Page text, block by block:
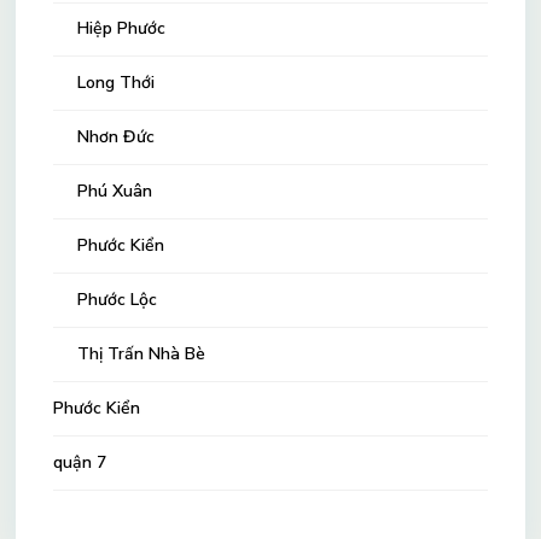
Hiệp Phước
Long Thới
Nhơn Đức
Phú Xuân
Phước Kiển
Phước Lộc
Thị Trấn Nhà Bè
Phước Kiển
quận 7